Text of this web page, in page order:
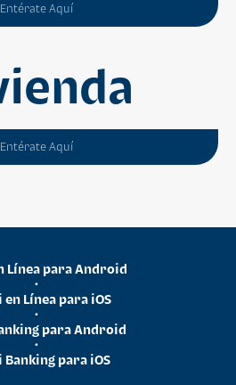
Entérate Aquí
Entérate Aquí
Línea para Android
•
en Línea para iOS
•
para Android
•
Banking para iOS